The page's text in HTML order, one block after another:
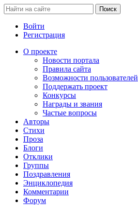
Войти
Регистрация
О проекте
Новости портала
Правила сайта
Возможности пользователей
Поддержать проект
Конкурсы
Награды и звания
Частые вопросы
Авторы
Стихи
Проза
Блоги
Отклики
Группы
Поздравления
Энциклопедия
Комментарии
Форум